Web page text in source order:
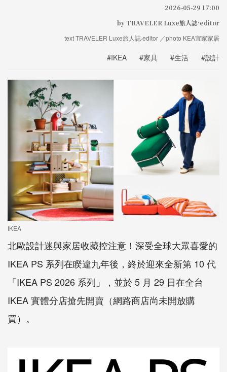
2026-05-29 17:00
by TRAVELER Luxe旅人誌·editor
text TRAVELER Luxe旅人誌·editor ／photo KEA宜家家居
#IKEA #家具 #生活 #設計
IKEA
北歐設計迷與家居收藏控注意！深受全球大眾喜愛的
IKEA PS 系列在睽違九年後，終於迎來全新第 10 代
「IKEA PS 2026 系列」，並於 5 月 29 日在全台
IKEA 實體分店搶先開賣（網路商店尚未開放購
買）。